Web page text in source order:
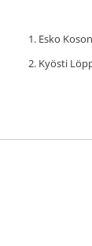
1. Esko
2. Kyösti